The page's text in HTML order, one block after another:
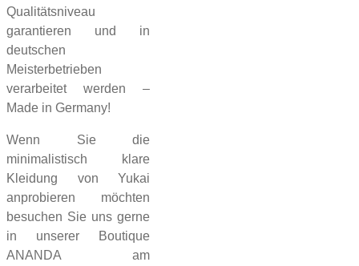
Qualitätsniveau
garantieren und in
deutschen
Meisterbetrieben
verarbeitet werden –
Made in Germany!
Wenn Sie die
minimalistisch klare
Kleidung von Yukai
anprobieren möchten
besuchen Sie uns gerne
in unserer Boutique
ANANDA am